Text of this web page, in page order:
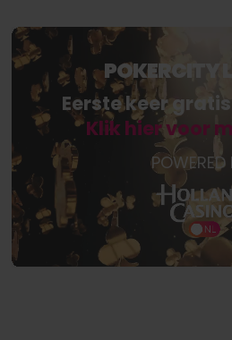
POKERCITY
Eerste keer
Klik hier voor
POWERED